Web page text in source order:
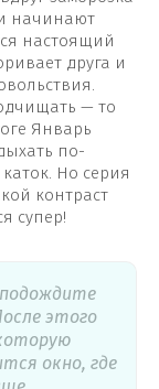
начинают
настоящий
друга и
— то
Январь
по-
Но серия
контраст
супер!
этого
окно, где